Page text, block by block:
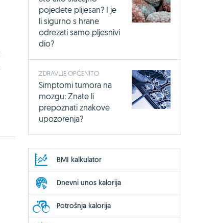
pojedete plijesan? I je
li sigurno s hrane
odrezati samo pljesnivi
dio?
ZDRAVLJE OPĆENITO
Simptomi tumora na
mozgu: Znate li
prepoznati znakove
upozorenja?
BMI kalkulator
Dnevni unos kalorija
Potrošnja kalorija